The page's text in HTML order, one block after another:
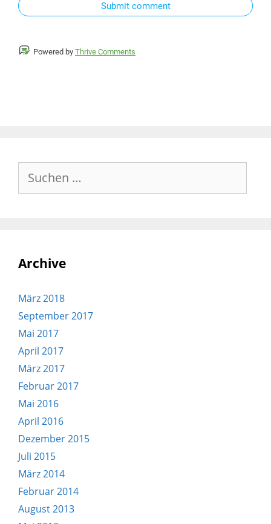
Submit comment
Powered by Thrive Comments
Archive
März 2018
September 2017
Mai 2017
April 2017
März 2017
Februar 2017
Mai 2016
April 2016
Dezember 2015
Juli 2015
März 2014
Februar 2014
August 2013